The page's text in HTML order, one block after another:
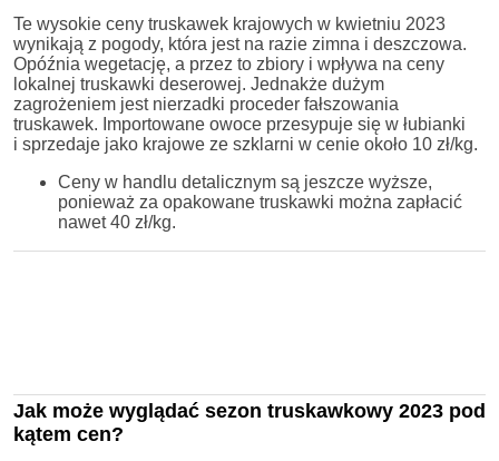
Te wysokie ceny truskawek krajowych w kwietniu 2023
wynikają z pogody, która jest na razie zimna i deszczowa.
Opóźnia wegetację, a przez to zbiory i wpływa na ceny
lokalnej truskawki deserowej. Jednakże dużym
zagrożeniem jest nierzadki proceder fałszowania
truskawek. Importowane owoce przesypuje się w łubianki
i sprzedaje jako krajowe ze szklarni w cenie około 10 zł/kg.
Ceny w handlu detalicznym są jeszcze wyższe,
ponieważ za opakowane truskawki można zapłacić
nawet 40 zł/kg.
Jak może wyglądać sezon truskawkowy 2023 pod
kątem cen?